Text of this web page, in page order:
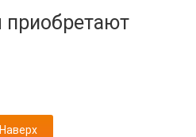
приобретают
Наверх